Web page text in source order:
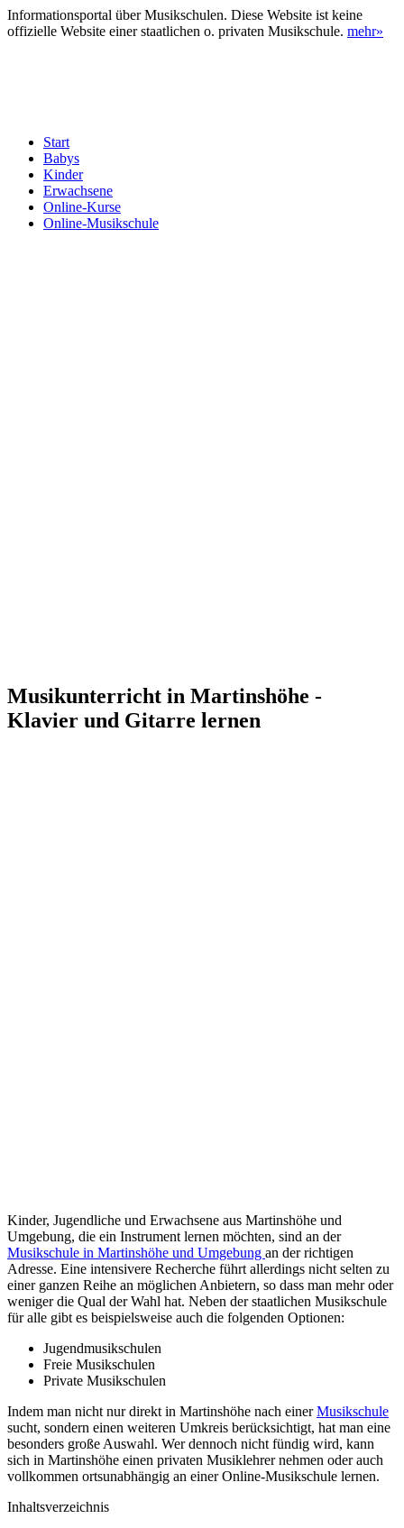
Informationsportal über Musikschulen. Diese Website ist keine
offizielle Website einer staatlichen o. privaten Musikschule. mehr»
Start
Babys
Kinder
Erwachsene
Online-Kurse
Online-Musikschule
Musikunterricht in Martinshöhe -
Klavier und Gitarre lernen
Kinder, Jugendliche und Erwachsene aus Martinshöhe und
Umgebung, die ein Instrument lernen möchten, sind an der
Musikschule in Martinshöhe und Umgebung an der richtigen
Adresse. Eine intensivere Recherche führt allerdings nicht selten zu
einer ganzen Reihe an möglichen Anbietern, so dass man mehr oder
weniger die Qual der Wahl hat. Neben der staatlichen Musikschule
für alle gibt es beispielsweise auch die folgenden Optionen:
Jugendmusikschulen
Freie Musikschulen
Private Musikschulen
Indem man nicht nur direkt in Martinshöhe nach einerMusikschule
sucht, sondern einen weiteren Umkreis berücksichtigt, hat man eine
besonders große Auswahl. Wer dennoch nicht fündig wird, kann
sich in Martinshöhe einen privaten Musiklehrer nehmen oder auch
vollkommen ortsunabhängig an einer Online-Musikschule lernen.
Inhaltsverzeichnis